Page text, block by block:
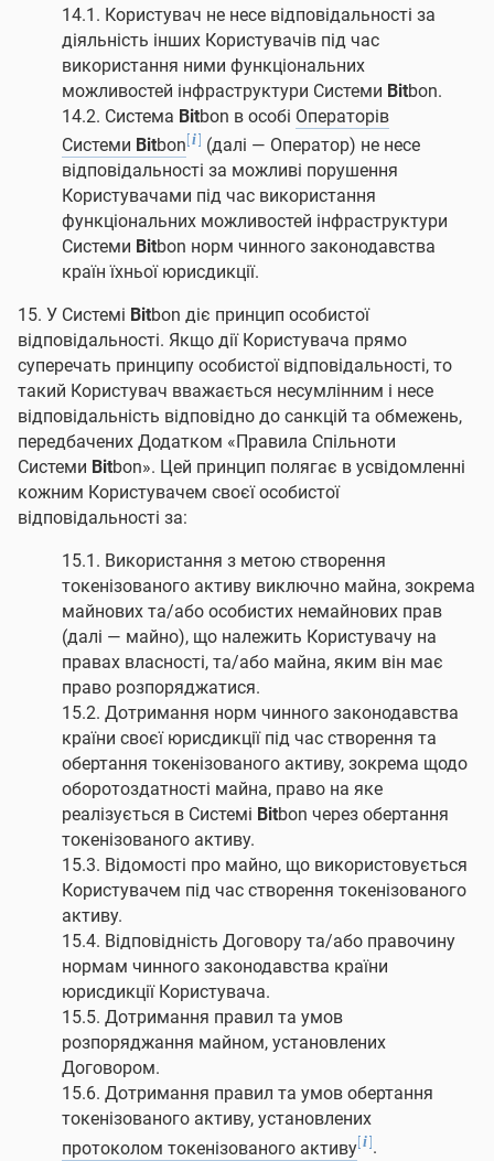
14.1. Користувач не несе відповідальності за
діяльність інших Користувачів під час
використання ними функціональних
можливостей інфраструктури Системи Bitbon.
14.2. Система Bitbon в особі Операторів
Системи Bitbon[i] (далі — Оператор) не несе
відповідальності за можливі порушення
Користувачами під час використання
функціональних можливостей інфраструктури
Системи Bitbon норм чинного законодавства
країн їхньої юрисдикції.
15. У Системі Bitbon діє принцип особистої
відповідальності. Якщо дії Користувача прямо
суперечать принципу особистої відповідальності, то
такий Користувач вважається несумлінним і несе
відповідальність відповідно до санкцій та обмежень,
передбачених Додатком «Правила Спільноти
Системи Bitbon». Цей принцип полягає в усвідомленні
кожним Користувачем своєї особистої
відповідальності за:
15.1. Використання з метою створення
токенізованого активу виключно майна, зокрема
майнових та/або особистих немайнових прав
(далі — майно), що належить Користувачу на
правах власності, та/або майна, яким він має
право розпоряджатися.
15.2. Дотримання норм чинного законодавства
країни своєї юрисдикції під час створення та
обертання токенізованого активу, зокрема щодо
оборотоздатності майна, право на яке
реалізується в Системі Bitbon через обертання
токенізованого активу.
15.3. Відомості про майно, що використовується
Користувачем під час створення токенізованого
активу.
15.4. Відповідність Договору та/або правочину
нормам чинного законодавства країни
юрисдикції Користувача.
15.5. Дотримання правил та умов
розпоряджання майном, установлених
Договором.
15.6. Дотримання правил та умов обертання
токенізованого активу, установлених
протоколом токенізованого активу[i].